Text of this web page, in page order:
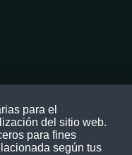
para el
del sitio web.
para fines
según tus